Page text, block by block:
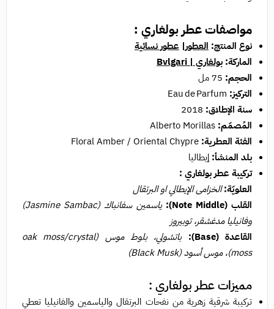
مواصفات عطر بولغاري :
نوع المنتج: العطور| عطور نسائية
الماركة: بولغاري | Bvlgari
الحجم: 75 مل
التركيز: Eau de Parfum
سنة الإطلاق:
المُصمّم:
الفئة العطرية: Floral Amber / Oriental Chypre
بلد المنشأ: إيطاليا
تركيبة عطر بولغاري :
العلويّة:الخزامى الإيطالي او البرتقال
القلب (Note Middle):
ياسمين سفانباك (Jasmine Sambac)
وفانيليا مدغشقر، توبيروز
القاعدة (Base):
باتشولي، بلوط موس (oak moss/crystal
moss)، موس أسود (Black Musk)
مميزات عطر بولغاري :
تركيبة شرقية زهرية من نفحات البرتقال والياسمين والفانيليا تعطي